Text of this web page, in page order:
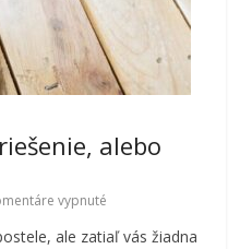
alebo
vypnuté
ale zatiaľ vás žiadna